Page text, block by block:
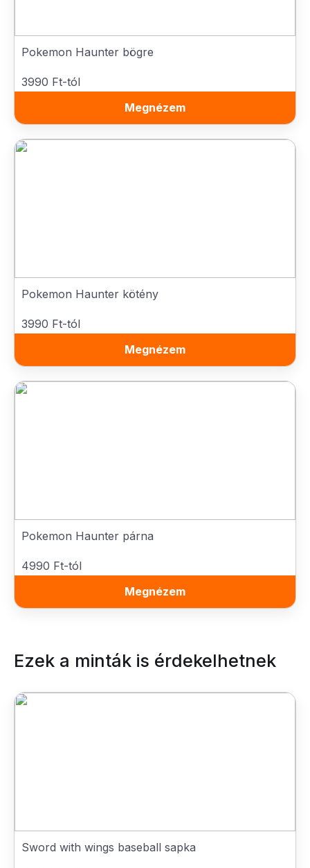
Pokemon Haunter bögre
3990 Ft-tól
Megnézem
Pokemon Haunter kötény
3990 Ft-tól
Megnézem
Pokemon Haunter párna
4990 Ft-tól
Megnézem
Ezek a minták is érdekelhetnek
Sword with wings baseball sapka